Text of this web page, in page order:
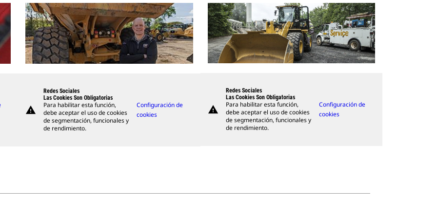
warning
Redes Sociales
Las Cookies Son Obligatorias
Para habilitar esta función,
debe aceptar el uso de cookies
de segmentación, funcionales y
de rendimiento.
Configuración de
cookies
warning
Redes Sociales
Las Cookies Son Obligatorias
Para habilitar esta función,
debe aceptar el uso de cookies
de segmentación, funcionales y
de rendimiento.
Configuración de
cookies